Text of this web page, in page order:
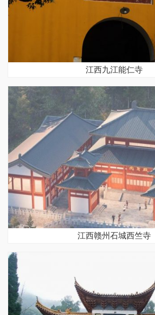
江西九江能仁寺
江西赣州石城西竺寺